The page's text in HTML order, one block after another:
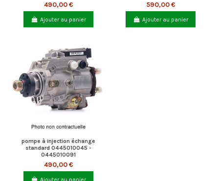
490,00 €
Ajouter au panier
590,00 €
Ajouter au panier
pompe à injection échange
standard 0445010045 -
0445010091
490,00 €
Ajouter au panier